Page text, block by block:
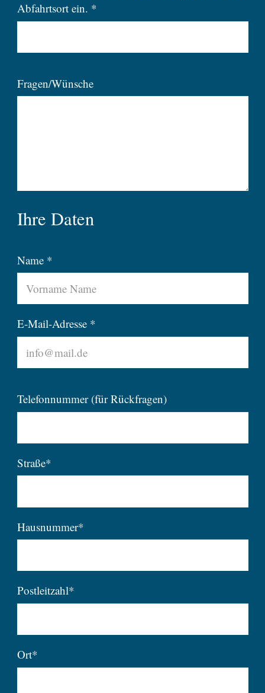
Abfahrtsort ein. *
Fragen/Wünsche
Ihre Daten
Name *
E-Mail-Adresse *
Telefonnummer (für Rückfragen)
Straße*
Hausnummer*
Postleitzahl*
Ort*